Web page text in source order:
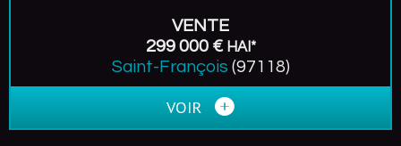
VENTE
299 000 € HAI*
Saint-François (97118)
VOIR